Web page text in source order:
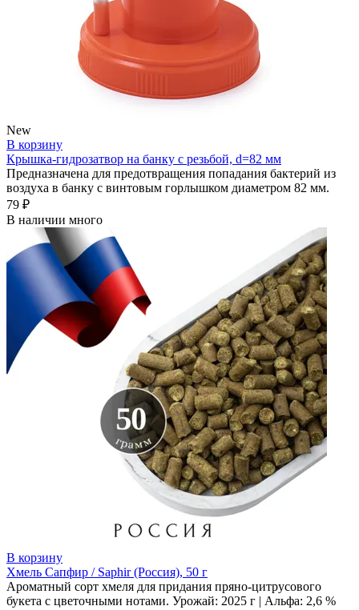
New
В корзину
Крышка-гидрозатвор на банку с резьбой, d=82 мм
Предназначена для предотвращения попадания бактерий из
воздуха в банку с винтовым горлышком диаметром 82 мм.
79 ₽
В наличии много
В корзину
Хмель Сапфир / Saphir (Россия), 50 г
Ароматный сорт хмеля для придания пряно-цитрусового
букета с цветочными нотами. Урожай: 2025 г | Альфа: 2,6 %